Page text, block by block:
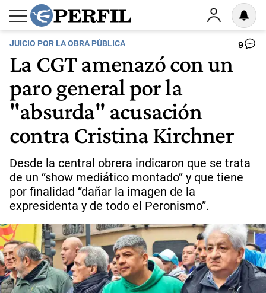
JUICIO POR LA OBRA PÚBLICA 9
La CGT amenazó con un
paro general por la
"absurda" acusación
contra Cristina Kirchner
Desde la central obrera indicaron que se trata
de un “show mediático montado” y que tiene
por finalidad “dañar la imagen de la
expresidenta y de todo el Peronismo”.